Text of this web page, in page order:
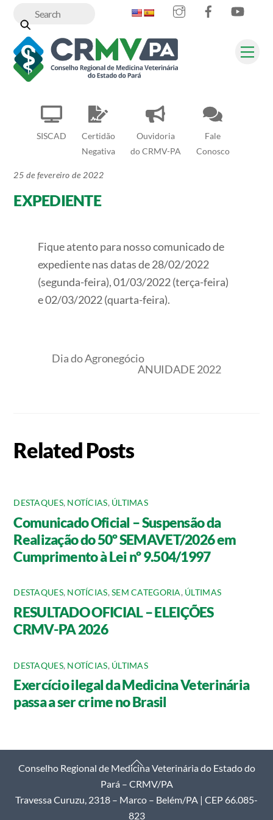
content
SISCAD
Certidão
Negativa
Ouvidoria
do CRMV-PA
Fale
Conosco
InstagramFacebook
25 de fevereiro de 2022
EXPEDIENTE
Fique atento para nosso comunicado de
expediente nas datas de 28/02/2022
(segunda-feira), 01/03/2022 (terça-feira)
e 02/03/2022 (quarta-feira).
Dia do Agronegócio
ANUIDADE 2022
Related Posts
DESTAQUES, NOTÍCIAS, ÚLTIMAS
Comunicado Oficial – Suspensão da
Realização do 50º SEMAVET/2026 em
Cumprimento à Lei nº 9.504/1997
DESTAQUES, NOTÍCIAS,SEM CATEGORIA, ÚLTIMAS
RESULTADO OFICIAL – ELEIÇÕES
CRMV-PA 2026
DESTAQUES, NOTÍCIAS, ÚLTIMAS
Exercício ilegal da Medicina Veterinária
passa a ser crime no Brasil
Back
To
Top
Conselho Regional de Medicina Veterinária do Estado do
Pará – CRMV/PA
Travessa Curuzu, 2318 – Marco – Belém/PA | CEP 66.085-
823